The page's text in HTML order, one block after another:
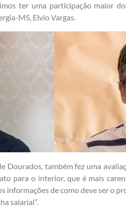
ter uma participação maior
MS, Elvio Vargas.
também fez uma
para o interior, que é mais
informações de como deve ser o
salarial”.